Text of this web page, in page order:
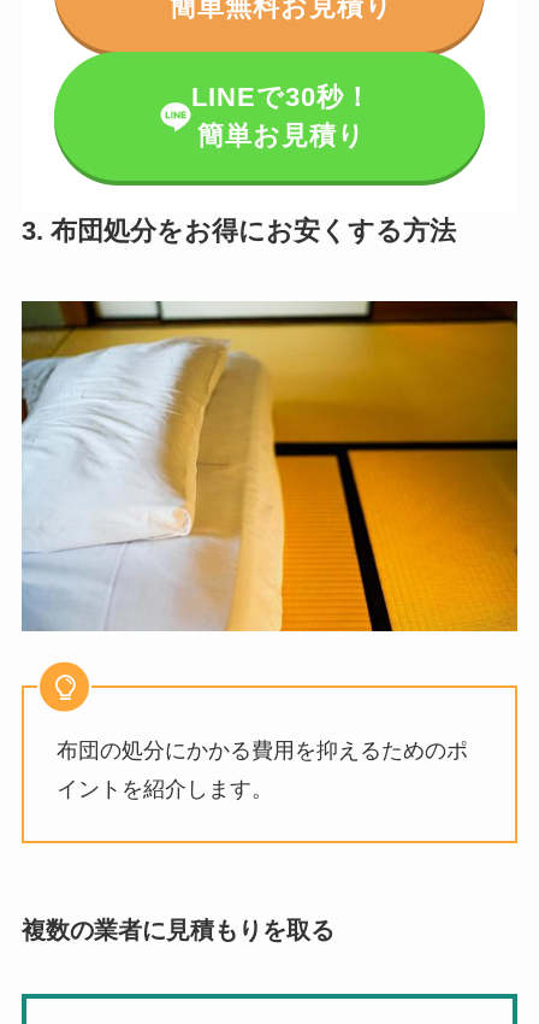
簡単無料お見積り
LINEで30秒！
簡単お見積り
3. 布団処分をお得にお安くする方法
布団の処分にかかる費用を抑えるためのポ
イントを紹介します。
複数の業者に見積もりを取る